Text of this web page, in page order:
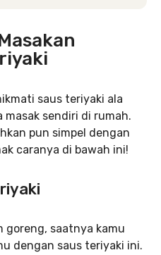
saus teriyaki ala
masak sendiri di rumah.
pun simpel dengan
caranya di bawah ini!
goreng, saatnya kamu
dengan saus teriyaki ini.